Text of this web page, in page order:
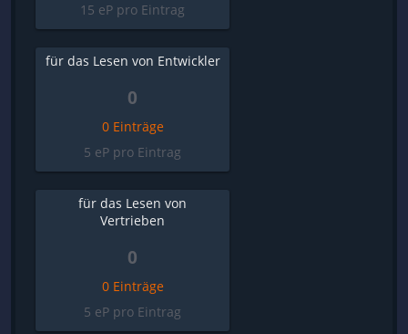
15 eP pro Eintrag
für das Lesen von Entwickler
0
0 Einträge
5 eP pro Eintrag
für das Lesen von
Vertrieben
0
0 Einträge
5 eP pro Eintrag